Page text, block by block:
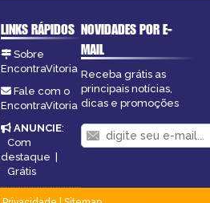
LINKS RÁPIDOS
Sobre
EncontraVitoria
Fale com o
EncontraVitoria
ANUNCIE:
Com
destaque |
Grátis
NOVIDADES POR E-
MAIL
Receba grátis as
principais notícias,
dicas e promoções